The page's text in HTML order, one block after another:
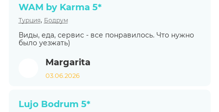
WAM by Karma 5*
Турция, Бодрум
Виды, еда, сервис - все понравилось. Что нужно
было уезжать)
Margarita
03.06.2026
Lujo Bodrum 5*